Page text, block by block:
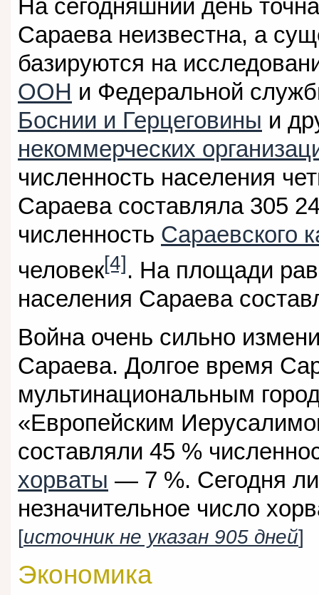
На сегодняшний день
Сараева неизвестна, а
базируются на
ООН и Федеральной
Боснии и Герцеговины и
некоммерческих
численность населения
Сараева составляла 305
численность Сараевского
человек[4]. На площади
населения Сараева
Война очень сильно
Сараева. Долгое время
мультинациональным
«Европейским
составляли 45 %
хорваты — 7 %. Сегодня
незначительное число
[источник не указан 905 дней]
Экономика